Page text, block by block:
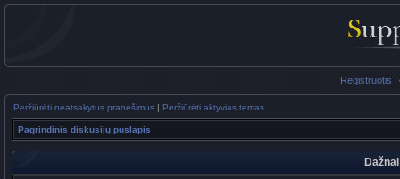
Registruotis
Peržiūrėti neatsakytus pranešimus | Peržiūrėti aktyvias temas
Pagrindinis diskusijų puslapis